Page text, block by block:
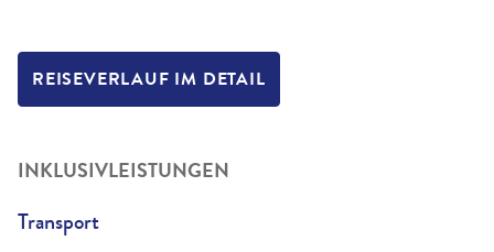
REISEVERLAUF IM DETAIL
INKLUSIVLEISTUNGEN
Transport